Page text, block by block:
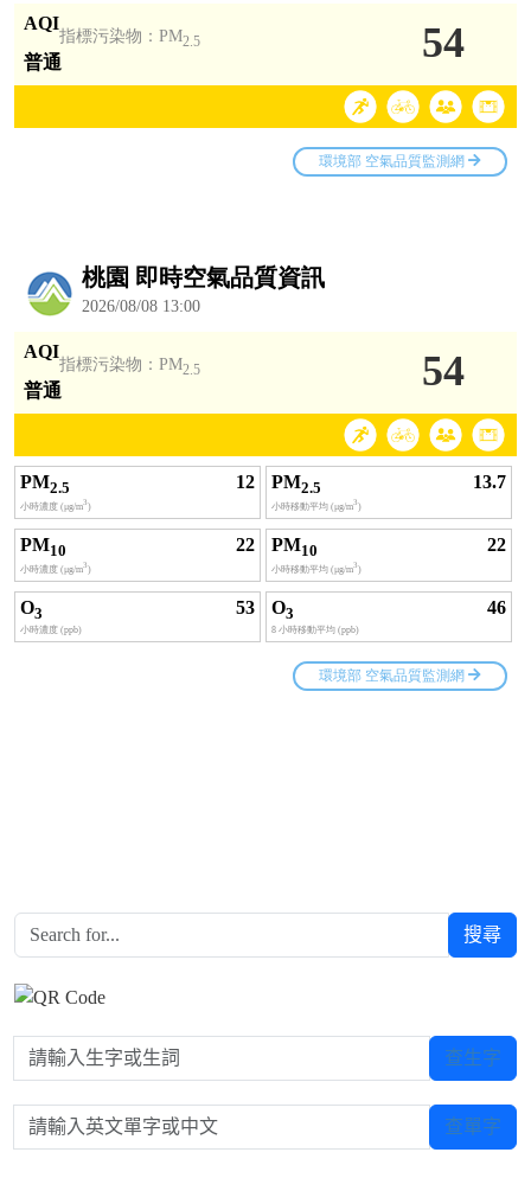
搜尋
請輸入生字或生詞 查生字
請輸入英文單字或中文 查單字